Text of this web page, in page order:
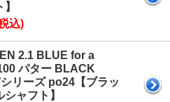
込)
2.1 BLUE for a
パター BLACK
リーズ po24【ブラッ
ャフト】